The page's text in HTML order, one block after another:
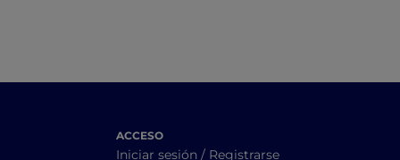
ACCESO
Iniciar sesión / Registrarse